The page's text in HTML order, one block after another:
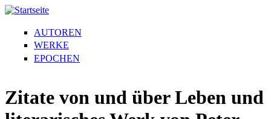
AUTOREN
WERKE
EPOCHEN
Zitate von und über Leben und